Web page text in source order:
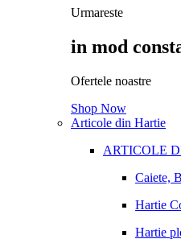
Urmareste
in mod
Ofertele noastre
Shop Now
Articole din Hartie
ARTICOLE
Caiete,
Hartie
Hartie